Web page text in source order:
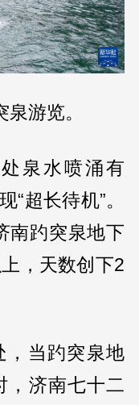
游览。
泉水喷涌有
“超长待机”。
南趵突泉地下
，天数创下2
，当趵突泉地
，济南七十二